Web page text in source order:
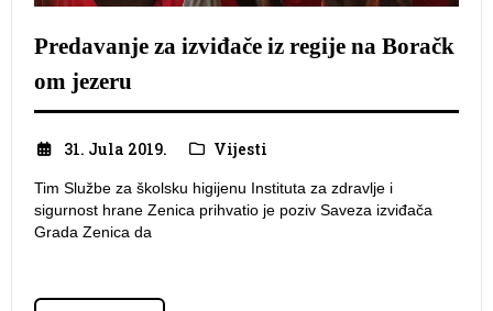
Predavanje za izviđače iz regije na Boračk
om jezeru
31. Jula 2019. Vijesti
Tim Službe za školsku higijenu Instituta za zdravlje i
sigurnost hrane Zenica prihvatio je poziv Saveza izviđača
Grada Zenica da